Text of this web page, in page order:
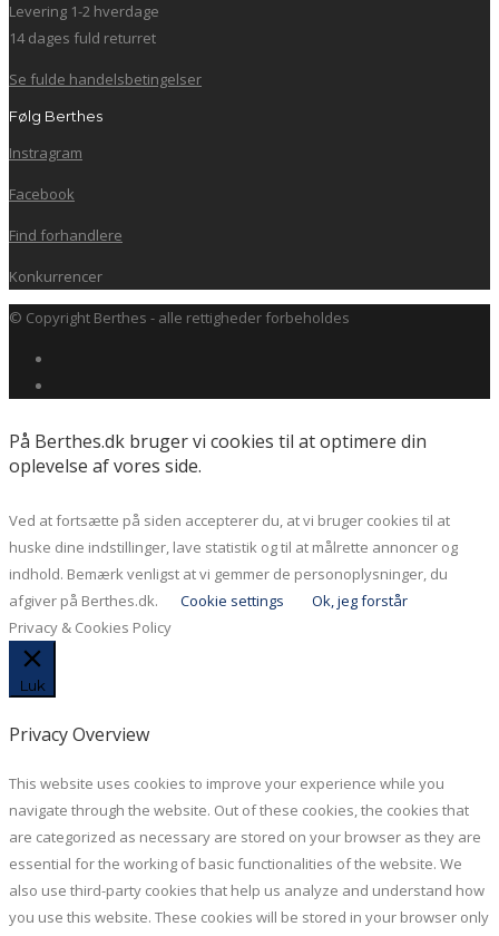
Levering 1-2 hverdage
14 dages fuld returret
Se fulde handelsbetingelser
Følg Berthes
Instragram
Facebook
Find forhandlere
Konkurrencer
© Copyright Berthes - alle rettigheder forbeholdes
På Berthes.dk bruger vi cookies til at optimere din
oplevelse af vores side.
Ved at fortsætte på siden accepterer du, at vi bruger cookies til at
huske dine indstillinger, lave statistik og til at målrette annoncer og
indhold. Bemærk venligst at vi gemmer de personoplysninger, du
afgiver på Berthes.dk.
Cookie settings
Ok, jeg forstår
Privacy & Cookies Policy
Luk
Privacy Overview
This website uses cookies to improve your experience while you
navigate through the website. Out of these cookies, the cookies that
are categorized as necessary are stored on your browser as they are
essential for the working of basic functionalities of the website. We
also use third-party cookies that help us analyze and understand how
you use this website. These cookies will be stored in your browser only